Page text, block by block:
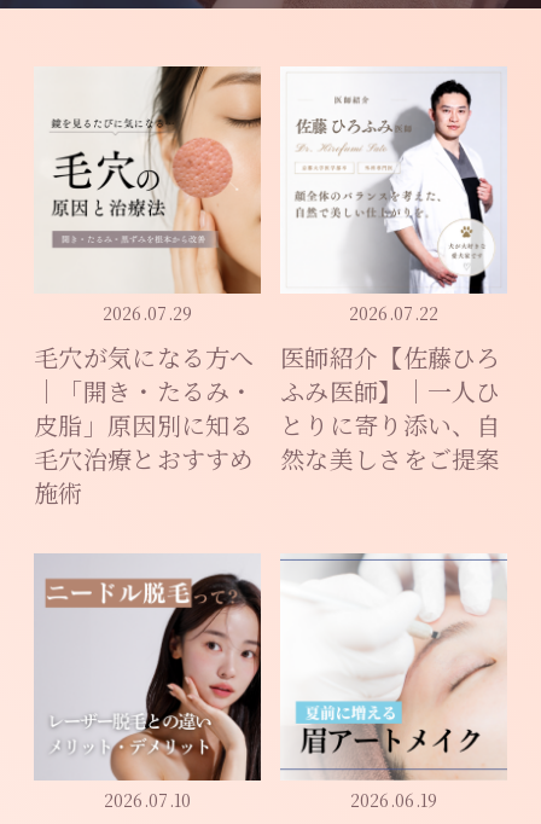
- アクセス
- トピックス
- 美容コラム
- ご予約とお問い合わせ -
Tel.073-428-8686
LINE予約・無料
- 元寺町スキンクリニック -
診療時間：水曜・金曜 11時～18時
木曜日 13時～18時
土曜日 10時～17時
休診日：月・火・日・祝日
GoogleMap
2026.07.29
毛穴が気になる方へ
｜「開き・たるみ・
皮脂」原因別に知る
毛穴治療とおすすめ
施術
2026.07.22
医師紹介【佐藤ひろ
ふみ医師】｜一人ひ
とりに寄り添い、自
然な美しさをご提案
2026.07.10 2026.06.19